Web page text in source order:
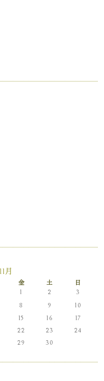
月
金 土 日
1 2
3
8 9
10
15 16
17
22 23
24
29 30